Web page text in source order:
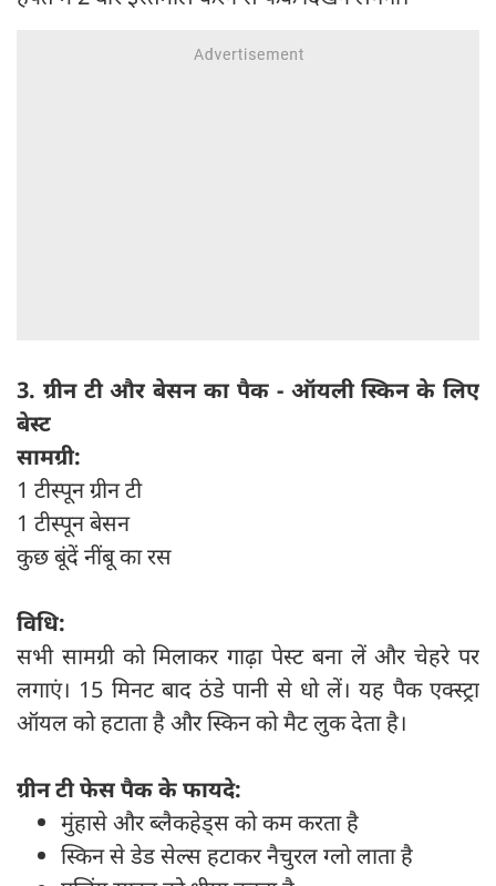
3. ग्रीन टी और बेसन का पैक - ऑयली स्किन के लिए
बेस्ट
सामग्री:
1 टीस्पून ग्रीन टी
1 टीस्पून बेसन
कुछ बूंदें नींबू का रस
विधि:
सभी सामग्री को मिलाकर गाढ़ा पेस्ट बना लें और चेहरे पर
लगाएं। 15 मिनट बाद ठंडे पानी से धो लें। यह पैक एक्स्ट्रा
ऑयल को हटाता है और स्किन को मैट लुक देता है।
ग्रीन टी फेस पैक के फायदे:
मुंहासे और ब्लैकहेड्स को कम करता है
स्किन से डेड सेल्स हटाकर नैचुरल ग्लो लाता है